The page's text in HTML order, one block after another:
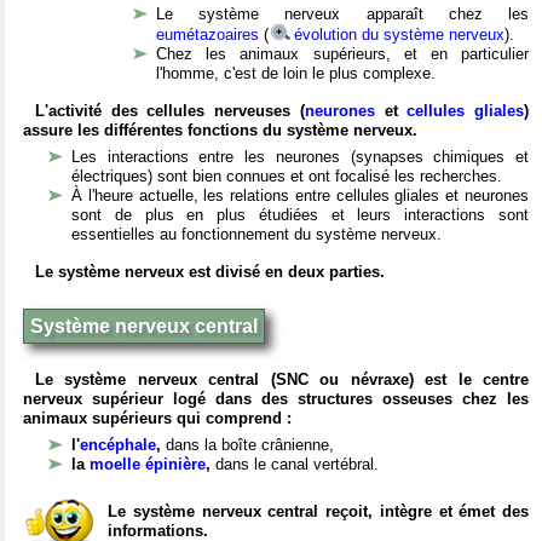
Le système nerveux apparaît chez les
eumétazoaires ( évolution du système nerveux).
Chez les animaux supérieurs, et en particulier
l'homme, c'est de loin le plus complexe.
L'activité des cellules nerveuses (neuronesetcellules gliales)
assure les différentes fonctions du système nerveux.
Les interactions entre les neurones (synapses chimiques et
électriques) sont bien connues et ont focalisé les recherches.
À l'heure actuelle, les relations entre cellules gliales et neurones
sont de plus en plus étudiées et leurs interactions sont
essentielles au fonctionnement du système nerveux.
Le système nerveux est divisé en deux parties.
Système nerveux central
Le système nerveux central (SNC ou névraxe) est le centre
nerveux supérieur logé dans des structures osseuses chez les
animaux supérieurs qui comprend :
l'encéphale, dans la boîte crânienne,
la moelle épinière, dans le canal vertébral.
Le système nerveux central reçoit, intègre et émet des
informations.